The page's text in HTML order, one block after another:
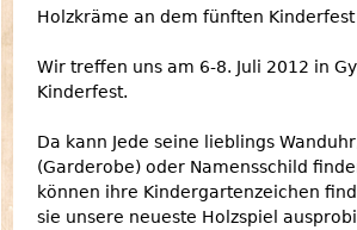
Holzkräme an dem fünften Kinderfest
Wir treffen uns am 6-8. Juli 2012 in
Kinderfest.
Da kann Jede seine lieblings
(Garderobe) oder Namensschild
können ihre Kindergartenzeichen
sie unsere neueste Holzspiel